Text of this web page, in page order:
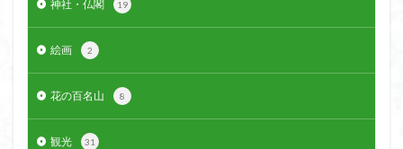
神社・仏閣 19
絵画 2
花の百名山 8
観光 31